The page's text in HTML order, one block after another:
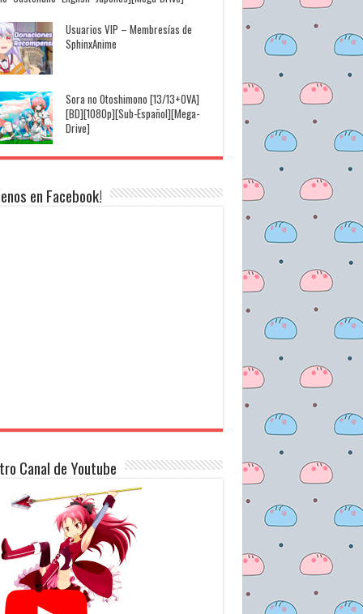
Usuarios VIP – Membresías de
SphinxAnime
Sora no Otoshimono [13/13+OVA]
[BD][1080p][Sub-Español][Mega-
Drive]
en Facebook!
Canal de Youtube